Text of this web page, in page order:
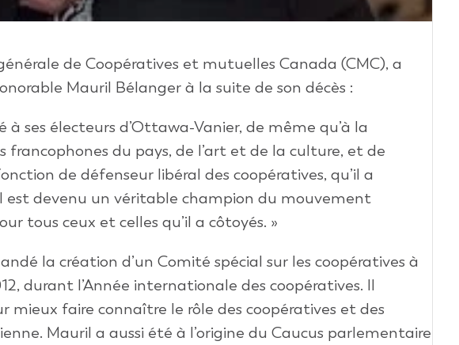
de Coopératives et mutuelles Canada (CMC), a
Mauril Bélanger à la suite de son décès :
ses électeurs d’Ottawa-Vanier, de même qu’à la
francophones du pays, de l’art et de la culture, et de
de défenseur libéral des coopératives, qu’il a
est devenu un véritable champion du mouvement
tous ceux et celles qu’il a côtoyés. »
la création d’un Comité spécial sur les coopératives à
durant l’Année internationale des coopératives. Il
mieux faire connaître le rôle des coopératives et des
Mauril a aussi été à l’origine du Caucus parlementaire